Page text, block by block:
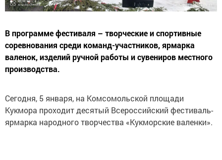
В программе фестиваля – творческие и спортивные
соревнования среди команд-участников, ярмарка
валенок, изделий ручной работы и сувениров местного
производства.
Сегодня, 5 января, на Комсомольской площади
Кукмора проходит десятый Всероссийский фестиваль-
ярмарка народного творчества «Кукморские валенки».